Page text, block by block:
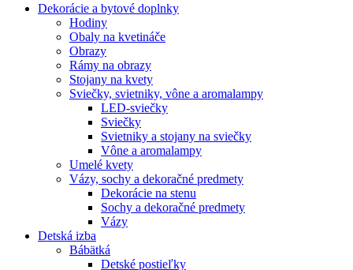
Dekorácie a bytové doplnky
Hodiny
Obaly na kvetináče
Obrazy
Rámy na obrazy
Stojany na kvety
Sviečky, svietniky, vône a aromalampy
LED-sviečky
Sviečky
Svietniky a stojany na sviečky
Vône a aromalampy
Umelé kvety
Vázy, sochy a dekoračné predmety
Dekorácie na stenu
Sochy a dekoračné predmety
Vázy
Detská izba
Bábätká
Detské postieľky